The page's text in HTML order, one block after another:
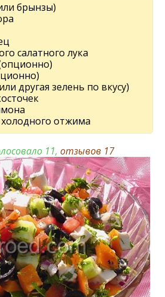
брынзы)
салатного лука
другая зeлeнь по вкусу)
отжима
11, отзывов 17